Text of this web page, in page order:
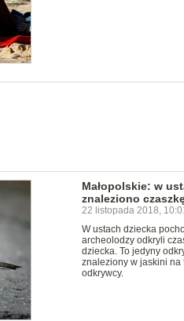
Małopolskie: w
znaleziono
22 listopada 2018,
W ustach dziecka
archeolodzy odkryli
dziecka. To jedyny
znaleziony w jaskini na
odkrywcy.